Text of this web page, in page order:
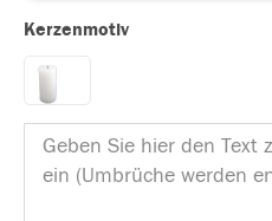
Kerzenmotiv